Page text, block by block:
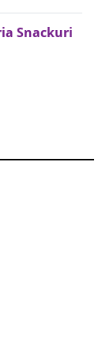
Snackuri